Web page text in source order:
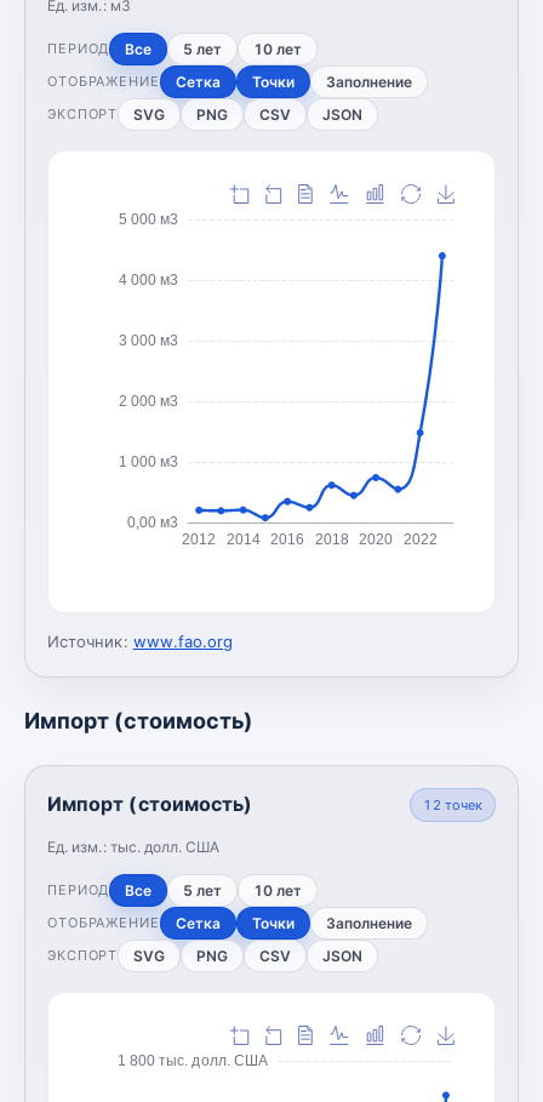
Ед. изм.: м3
ПЕРИОД Все 5 лет 10 лет
ОТОБРАЖЕНИЕ Сетка Точки Заполнение
ЭКСПОРТ SVG PNG CSV JSON
0,00 м3
1 000 м3
2 000 м3
3 000 м3
4 000 м3
5 000 м3
2012 2014 2016 2018 2020 2022
Источник: www.fao.org
Импорт (стоимость)
Импорт (стоимость)
Ед. изм.: тыс. долл. США
12 точек
ПЕРИОД Все 5 лет 10 лет
ОТОБРАЖЕНИЕ Сетка Точки Заполнение
ЭКСПОРТ SVG PNG CSV JSON
1 800 тыс. долл. США